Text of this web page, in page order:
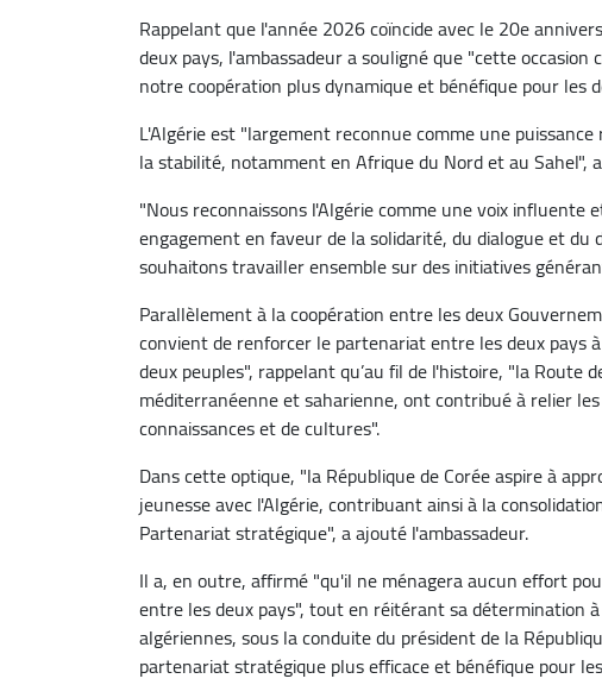
Rappelant que l'année 2026 coïncide avec le 20e
deux pays, l'ambassadeur a souligné que "cette
notre coopération plus dynamique et bénéfique pour les
L'Algérie est "largement reconnue comme une
la stabilité, notamment en Afrique du Nord et au Sahel",
"Nous reconnaissons l'Algérie comme une voix influente
engagement en faveur de la solidarité, du dialogue et
souhaitons travailler ensemble sur des initiatives
Parallèlement à la coopération entre les deux
convient de renforcer le partenariat entre les deux
deux peuples", rappelant qu’au fil de l'histoire, "la Route
méditerranéenne et saharienne, ont contribué à relier
connaissances et de cultures".
Dans cette optique, "la République de Corée aspire à
jeunesse avec l'Algérie, contribuant ainsi à la
Partenariat stratégique", a ajouté l'ambassadeur.
Il a, en outre, affirmé "qu'il ne ménagera aucun effort
entre les deux pays", tout en réitérant sa détermination
algériennes, sous la conduite du président de la
partenariat stratégique plus efficace et bénéfique pour